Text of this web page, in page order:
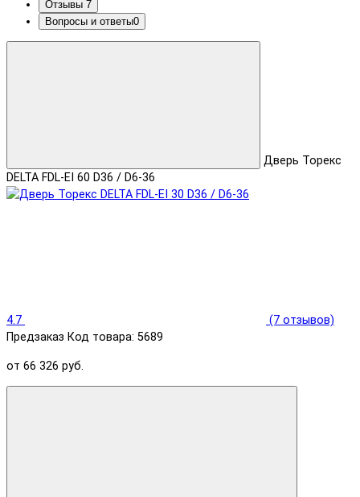
Отзывы 7
Вопросы и ответы0
Дверь Торекс
DELTA FDL-EI 60 D36 / D6-36
4.7
(7 отзывов)
Предзаказ Код товара: 5689
от 66 326 руб.